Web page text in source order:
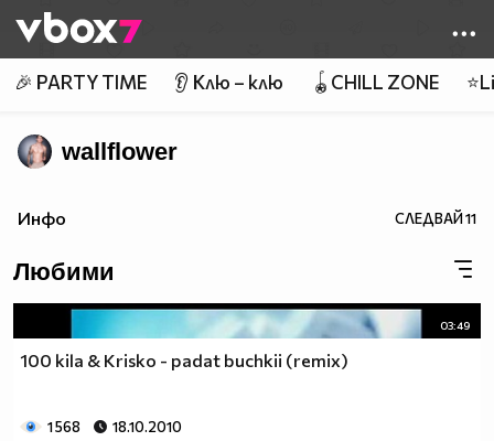
👾
🎉 PARTY TIME 👂 Клю – клю 🪀CHILL ZONE
wallflower
Инфо СЛЕДВАЙ11
Любими
03:49
100 kila & Krisko - padat buchkii (remix)
1 568 18.10.2010